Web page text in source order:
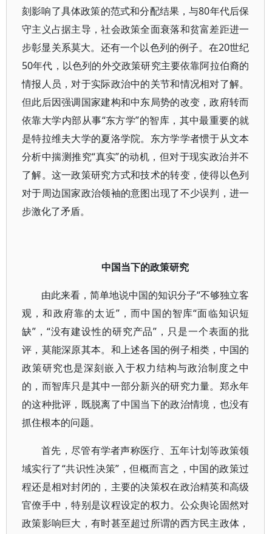
刻影响了具体政策的范式和分配结果，与80年代后保
守主义占据主导，社会政策全面衰落和贫富差距进一
步彰显关系莫大。还有一个以色列的例子。在20世纪
50年代，以色列的外交政策研究主要依靠阿拉伯裔的
情报人员，对于实际政治中的关节和情况相对了解。
但此后因强调国家建构和中东局势的改变，政府转而
依靠大学内部从事“东方学”的智库，其中最重要的就
是特拉维夫大学的夏洛学院。东方学学者惯于从文本
分析中揣测推究“真实”的动机，但对于现实政治并不
了解。这一政策研究方式和技术的转变，使得以色列
对于周边国家政治领袖的意图出现了不少误判，进一
步激化了矛盾。
中国当下的政策研究
由此来看，简单地说中国的知识分子“不够独立客
观，和政府靠的太近”，而中国的智库“面临知识短
缺”，“没有建设性的研究产品”，只是一个表面的批
评，莫能深原其本。和上述各国的例子相类，中国的
政策研究也是深刻嵌入于权力结构与政治制度之中
的，而智库只是其中一部分新兴的研究力量。郑永年
的这种批评，既脱离了中国当下的政治情境，也没有
抓住根本的问题。
首先，尽管有学者声称医疗、五年计划等政策领
域实行了“共识性决策”，但概而言之，中国的政策过
程还是相对封闭的，主要的决策权在政治精英和高级
官僚手中，特别是议程设定的权力。公众舆论固然对
政策影响巨大，有时甚至超过所谓的西方民主政体，